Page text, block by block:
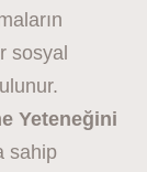
sosyal
Yeteneğini
sahip